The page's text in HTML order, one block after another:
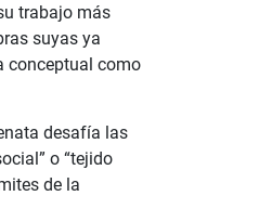
trabajo más
suyas ya
conceptual como
desafía las
o “tejido
de la